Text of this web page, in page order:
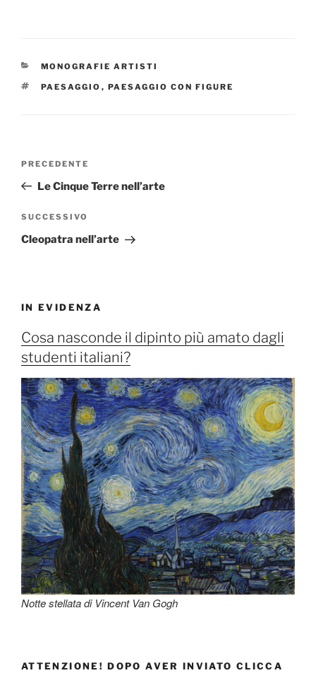
CATEGORIE
MONOGRAFIE ARTISTI
TAG
PAESAGGIO , PAESAGGIO CON FIGURE
Navigazione
Articolo
precedente:
PRECEDENTE
Le Cinque Terre nell’arte
Articolo
successivo
SUCCESSIVO
Cleopatra nell’arte
IN EVIDENZA
Cosa nasconde il dipinto più amato dagli
studenti italiani?
Notte stellata di Vincent Van Gogh
ATTENZIONE! DOPO AVER INVIATO CLICCA